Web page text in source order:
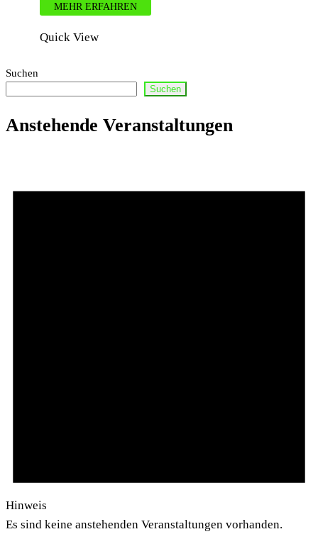
MEHR ERFAHREN
Quick View
Suchen
Suchen
Anstehende Veranstaltungen
Hinweis
Es sind keine anstehenden Veranstaltungen vorhanden.